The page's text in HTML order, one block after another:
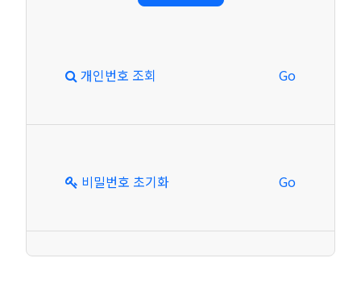
개인번호 조회 Go
비밀번호 초기화 Go